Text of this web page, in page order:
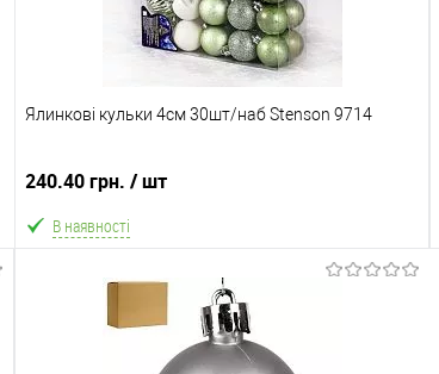
Відправка тільки Новою поштою протягом 2-5 днів
Ялинкові кульки 4см 30шт/наб Stenson 9714
240.40 грн. / шт
В наявності
В кошик